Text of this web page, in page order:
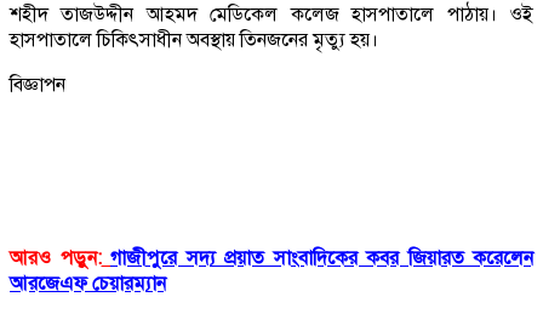
শহীদ তাজউদ্দীন আহমদ মেডিকেল কলেজ হাসপাতালে পাঠায়। ওই
হাসপাতালে চিকিৎসাধীন অবস্থায় তিনজনের মৃত্যু হয়।
বিজ্ঞাপন
আরও পড়ুন: গাজীপুরে সদ্য প্রয়াত সাংবাদিকের কবর জিয়ারত করেলেন
আরজেএফ চেয়ারম্যান